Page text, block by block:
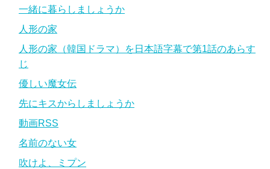
一緒に暮らしましょうか
人形の家
人形の家（韓国ドラマ）を日本語字幕で第1話のあらす
じ
優しい魔女伝
先にキスからしましょうか
動画RSS
名前のない女
吹けよ、ミプン